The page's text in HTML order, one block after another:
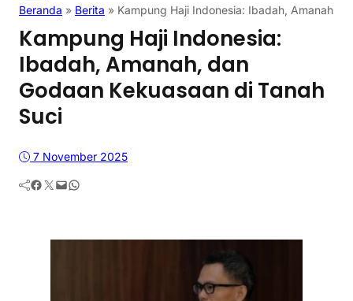
Beranda » Berita » Kampung Haji Indonesia: Ibadah, Amanah,
Kampung Haji Indonesia:
Ibadah, Amanah, dan
Godaan Kekuasaan di Tanah
Suci
7 November 2025
Facebook Twitter Mail WhatsApp